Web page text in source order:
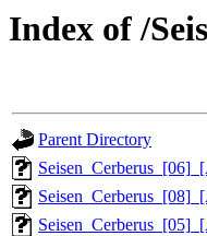
Index of /
Parent Directory